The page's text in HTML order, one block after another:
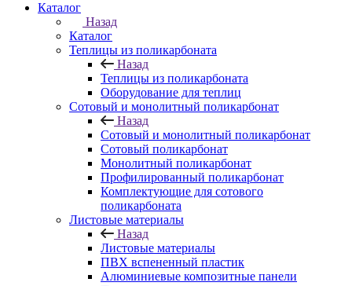
Каталог
Назад
Каталог
Теплицы из поликарбоната
Назад
Теплицы из поликарбоната
Оборудование для теплиц
Сотовый и монолитный поликарбонат
Назад
Сотовый и монолитный поликарбонат
Сотовый поликарбонат
Монолитный поликарбонат
Профилированный поликарбонат
Комплектующие для сотового
поликарбоната
Листовые материалы
Назад
Листовые материалы
ПВХ вспененный пластик
Алюминиевые композитные панели